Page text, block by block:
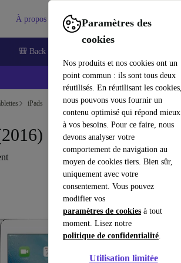
Paramètres des
cookies
Nos produits et nos cookies ont un
point commun : ils sont tous deux
réutilisés. En réutilisant les cookies,
nous pouvons vous fournir un
contenu optimisé qui répond mieux
à vos besoins. Pour ce faire, nous
devons analyser votre
comportement de navigation au
moyen de cookies tiers. Bien sûr,
uniquement avec votre
consentement. Vous pouvez
modifier vos
paramètres de cookies à tout
moment. Lisez notre
politique de confidentialité.
Utilisation limitée
À propos Aide
🎒 Back to school
iPads
| 9.7"